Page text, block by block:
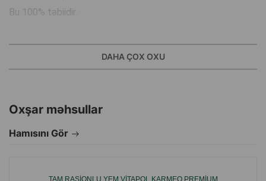
Bu 100% təbiidir.
Xəmşəyirlərin zövqünə uyğun xüsusi formula ilə
Bu, xəmşəyirlərin sağlam və parlaq tüklərə sahib olmasına
DAHA ÇOX OXU
Oxşar məhsullar
Hamısını Gör
TAM RASIONLU YEM VITAPOL KARMEO PREMIUM